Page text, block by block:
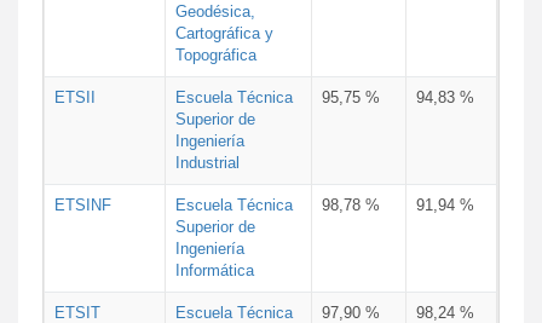
Geodésica,
Cartográfica y
Topográfica
ETSII
Escuela Técnica
Superior de
Ingeniería
Industrial
95,75 % 94,83 %
ETSINF
Escuela Técnica
Superior de
Ingeniería
Informática
98,78 % 91,94 %
ETSIT
Escuela Técnica
97,90 % 98,24 %